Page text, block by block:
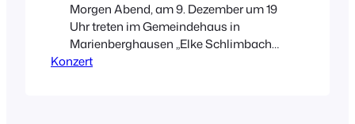
Morgen Abend, am 9. Dezember um 19
Uhr treten im Gemeindehaus in
Marienberghausen „Elke Schlimbach
und die Machzipanäpelche“ auf. Sie
Konzert